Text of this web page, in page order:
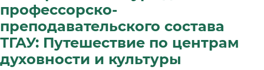
профессорско-
преподавательского состава
ТГАУ: Путешествие по центрам
духовности и культуры